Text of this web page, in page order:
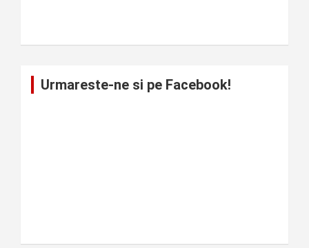
Urmareste-ne si pe Facebook!